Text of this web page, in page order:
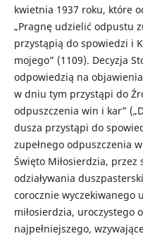
kwietnia 1937 roku, które
„Pragnę udzielić odpustu
przystąpią do spowiedzi i
mojego” (1109). Decyzja
odpowiedzią na
w dniu tym przystąpi do
odpuszczenia win i kar”
dusza przystąpi do
zupełnego odpuszczenia
Święto Miłosierdzia, przez
odziaływania
corocznie wyczekiwanego
miłosierdzia, uroczystego
najpełniejszego,